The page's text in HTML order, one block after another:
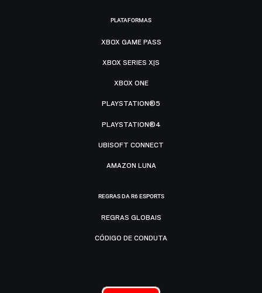
PLATAFORMAS
XBOX GAME PASS
XBOX SERIES X|S
XBOX ONE
PLAYSTATION®5
PLAYSTATION®4
UBISOFT CONNECT
AMAZON LUNA
REGRAS DA R6 ESPORTS
REGRAS GLOBAIS
CÓDIGO DE CONDUTA